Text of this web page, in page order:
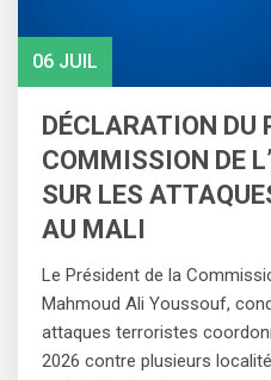
06 JUIL
DÉCLARATION DU
COMMISSION DE
SUR LES
AU MALI
Le Président de la
Mahmoud Ali Youssouf,
attaques terroristes
2026 contre plusieurs